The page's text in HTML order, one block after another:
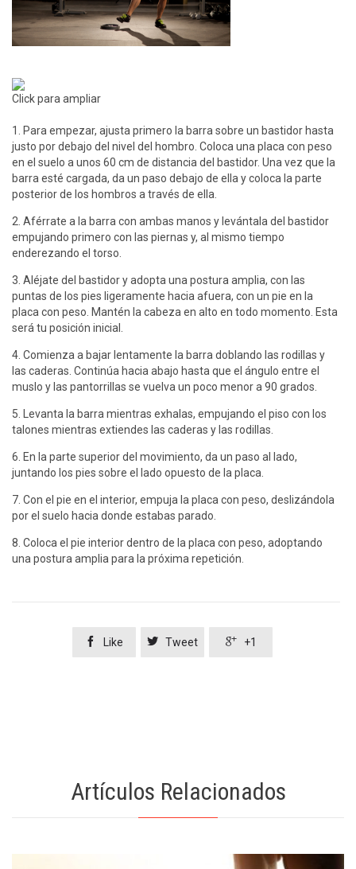
Click para ampliar
1. Para empezar, ajusta primero la barra sobre un bastidor hasta
justo por debajo del nivel del hombro. Coloca una placa con peso
en el suelo a unos 60 cm de distancia del bastidor. Una vez que la
barra esté cargada, da un paso debajo de ella y coloca la parte
posterior de los hombros a través de ella.
2. Aférrate a la barra con ambas manos y levántala del bastidor
empujando primero con las piernas y, al mismo tiempo
enderezando el torso.
3. Aléjate del bastidor y adopta una postura amplia, con las
puntas de los pies ligeramente hacia afuera, con un pie en la
placa con peso. Mantén la cabeza en alto en todo momento. Esta
será tu posición inicial.
4. Comienza a bajar lentamente la barra doblando las rodillas y
las caderas. Continúa hacia abajo hasta que el ángulo entre el
muslo y las pantorrillas se vuelva un poco menor a 90 grados.
5. Levanta la barra mientras exhalas, empujando el piso con los
talones mientras extiendes las caderas y las rodillas.
6. En la parte superior del movimiento, da un paso al lado,
juntando los pies sobre el lado opuesto de la placa.
7. Con el pie en el interior, empuja la placa con peso, deslizándola
por el suelo hacia donde estabas parado.
8. Coloca el pie interior dentro de la placa con peso, adoptando
una postura amplia para la próxima repetición.
 Like  Tweet  +1
Artículos Relacionados